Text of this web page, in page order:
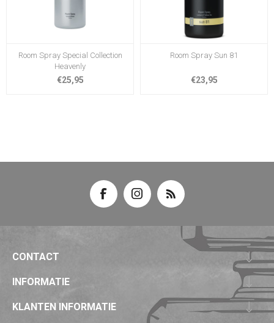
Room Spray Special Collection
Heavenly
€25,95
Room Spray Sun 81
€23,95
CONTACT
INFORMATIE
KLANTEN INFORMATIE